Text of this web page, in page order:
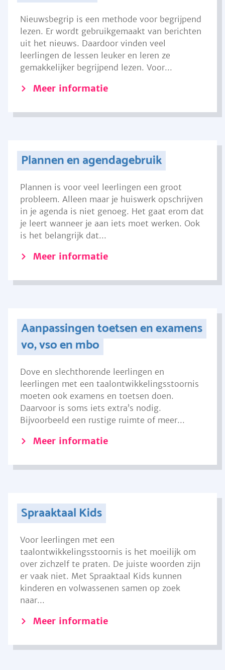
Nieuwsbegrip is een methode voor begrijpend
lezen. Er wordt gebruikgemaakt van berichten
uit het nieuws. Daardoor vinden veel
leerlingen de lessen leuker en leren ze
gemakkelijker begrijpend lezen. Voor...
Meer informatie
Plannen en agendagebruik
Plannen is voor veel leerlingen een groot
probleem. Alleen maar je huiswerk opschrijven
in je agenda is niet genoeg. Het gaat erom dat
je leert wanneer je aan iets moet werken. Ook
is het belangrijk dat...
Meer informatie
Aanpassingen toetsen en examens
vo, vso en mbo
Dove en slechthorende leerlingen en
leerlingen met een taalontwikkelingsstoornis
moeten ook examens en toetsen doen.
Daarvoor is soms iets extra’s nodig.
Bijvoorbeeld een rustige ruimte of meer...
Meer informatie
Spraaktaal Kids
Voor leerlingen met een
taalontwikkelingsstoornis is het moeilijk om
over zichzelf te praten. De juiste woorden zijn
er vaak niet. Met Spraaktaal Kids kunnen
kinderen en volwassenen samen op zoek
naar...
Meer informatie